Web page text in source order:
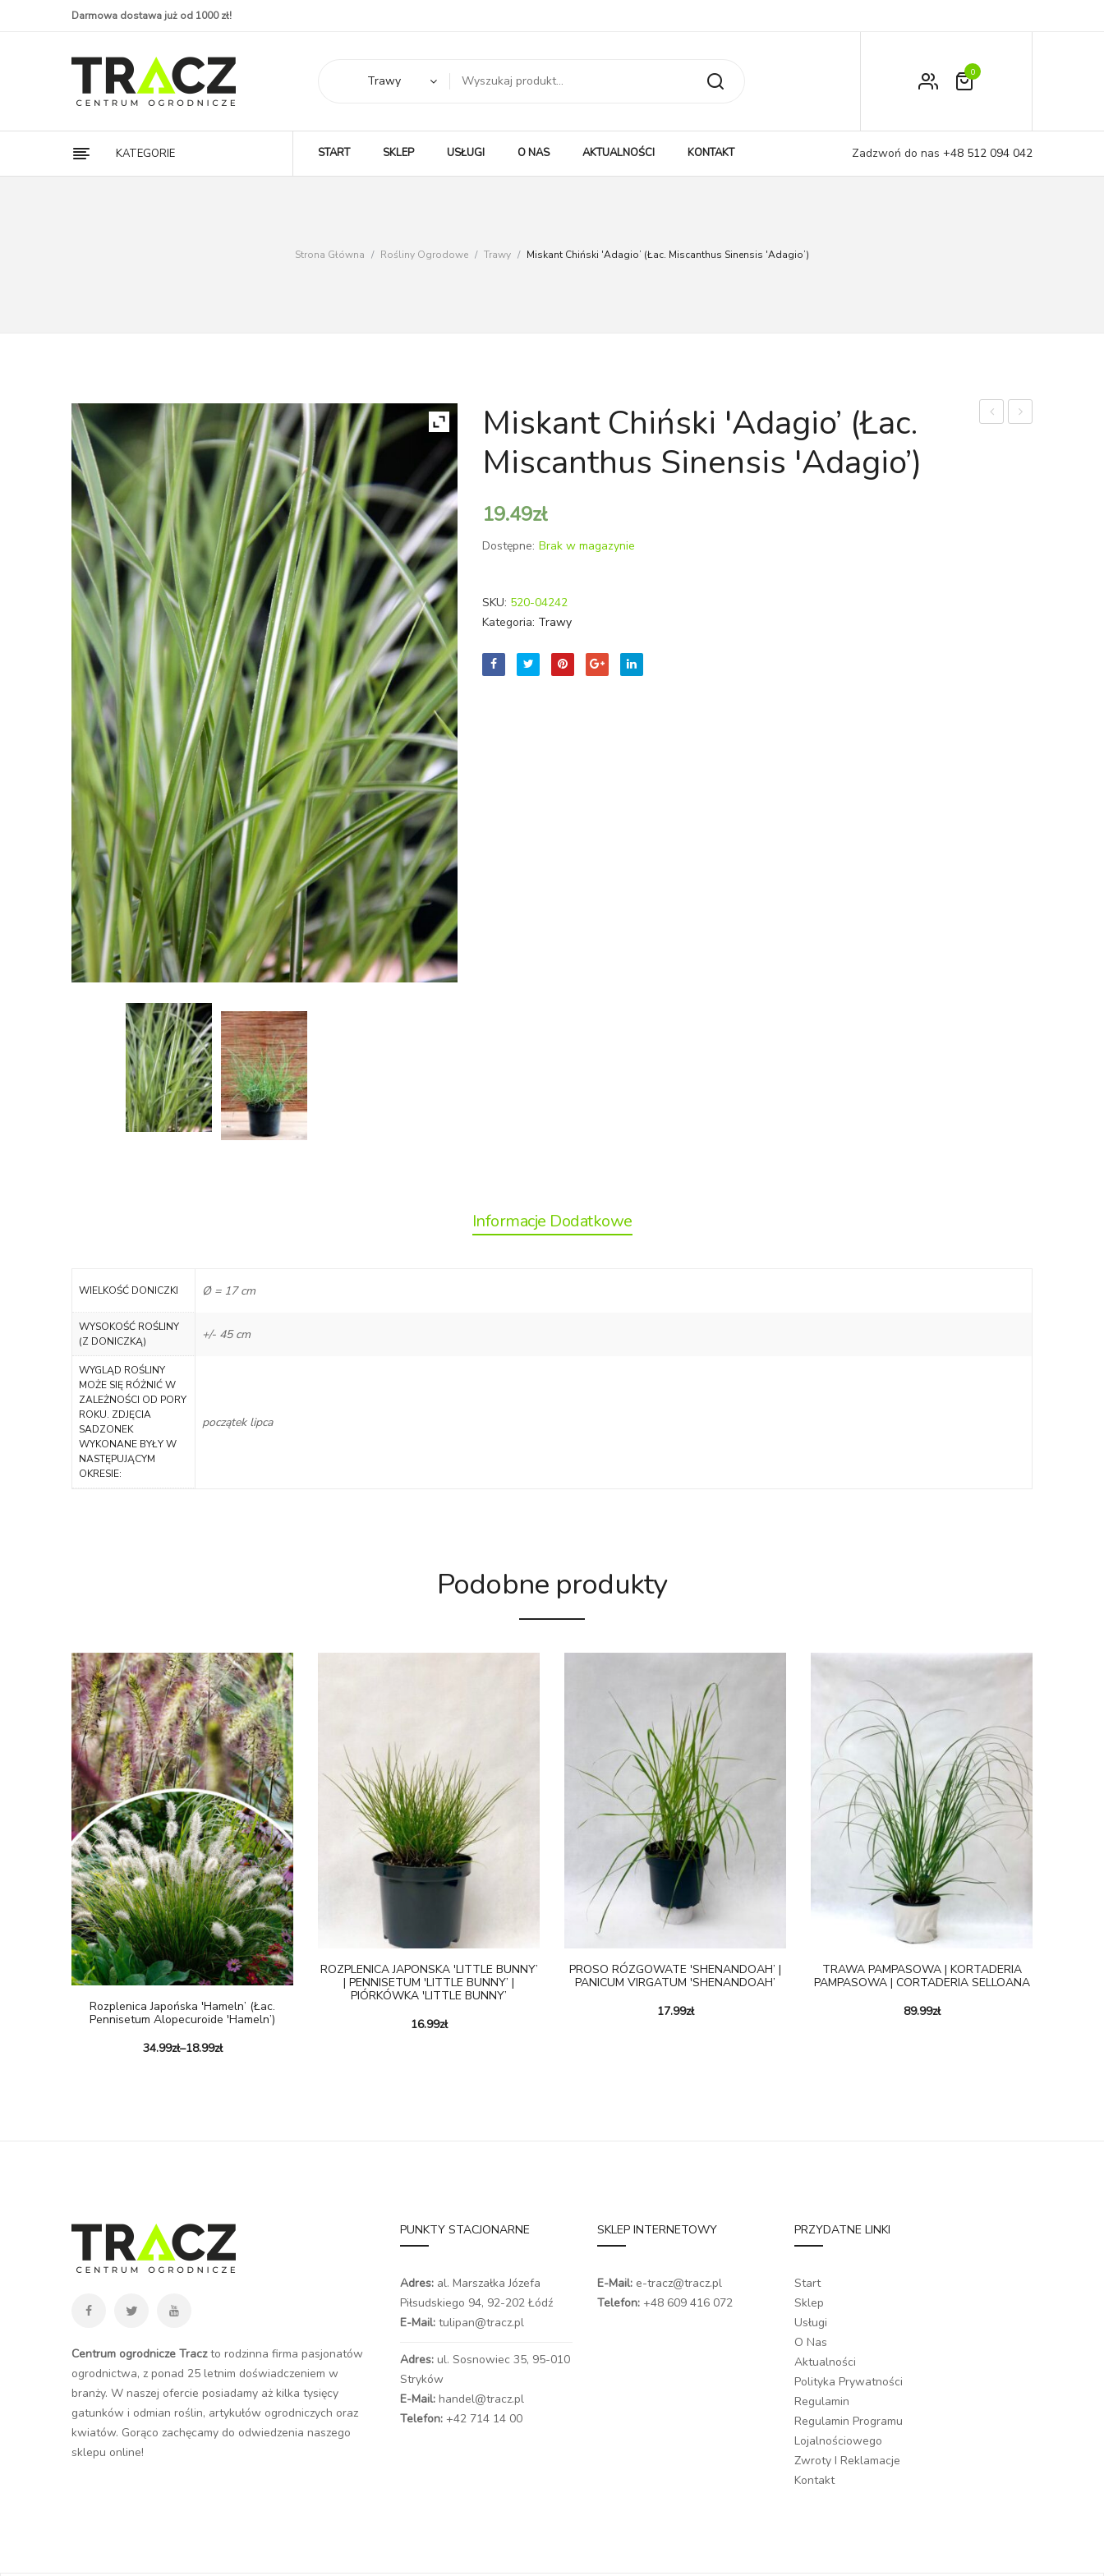
Darmowa dostawa już od 1000 zł!
Moje konto
0
Trawy
KATEGORIE START SKLEP USŁUGI O NAS AKTUALNOŚCI KONTAKT Zadzwoń do nas +48 512 094 042
Strona Główna / Rośliny Ogrodowe / Trawy / Miskant Chiński 'Adagio’ (łac. Miscanthus Sinensis 'Adagio’)
Miskant Chiński 'Adagio’ (łac.
Miscanthus Sinensis 'Adagio’)
19.49zł
Dostępne: Brak w magazynie
SKU: 520-04242
Kategoria: Trawy
Informacje Dodatkowe
WIELKOŚĆ DONICZKI Ø = 17 cm
WYSOKOŚĆ ROŚLINY
(Z DONICZKĄ)
+/- 45 cm
WYGLĄD ROŚLINY
MOŻE SIĘ RÓŻNIĆ W
ZALEŻNOŚCI OD PORY
ROKU. ZDJĘCIA
SADZONEK
WYKONANE BYŁY W
NASTĘPUJĄCYM
OKRESIE:
początek lipca
Podobne produkty
Rozplenica Japońska 'Hameln’ (Łac.
Pennisetum Alopecuroide 'Hameln’)
18.99zł
–
34.99zł
ROZPLENICA JAPONSKA 'LITTLE BUNNY’
| PENNISETUM 'LITTLE BUNNY’ |
PIÓRKÓWKA 'LITTLE BUNNY’
16.99zł
PROSO RÓZGOWATE 'SHENANDOAH’ |
PANICUM VIRGATUM 'SHENANDOAH’
17.99zł
TRAWA PAMPASOWA | KORTADERIA
PAMPASOWA | CORTADERIA SELLOANA
89.99zł
Centrum ogrodnicze Traczto rodzinna firma pasjonatów
ogrodnictwa, z ponad 25 letnim doświadczeniem w
branży. W naszej ofercie posiadamy aż kilka tysięcy
gatunków i odmian roślin, artykułów ogrodniczych oraz
kwiatów. Gorąco zachęcamy do odwiedzenia naszego
sklepu online!
PUNKTY STACJONARNE
Adres: al. Marszałka Józefa
Piłsudskiego 94, 92-202 Łódź
E-Mail: tulipan@tracz.pl
Adres: ul. Sosnowiec 35, 95-010
Stryków
E-Mail: handel@tracz.pl
Telefon: +42 714 14 00
SKLEP INTERNETOWY
E-Mail: e-tracz@tracz.pl
Telefon: +48 609 416 072
PRZYDATNE LINKI
Start
Sklep
Usługi
O Nas
Aktualności
Polityka Prywatności
Regulamin
Regulamin Programu
Lojalnościowego
Zwroty I Reklamacje
Kontakt